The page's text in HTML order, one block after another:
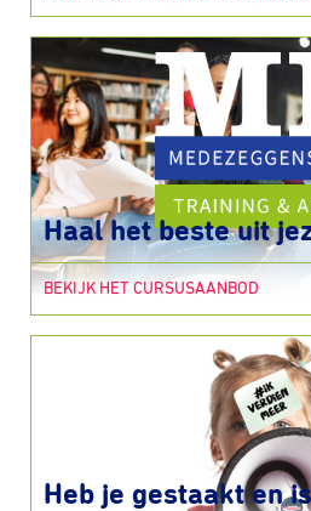
Haal het beste uit
BEKIJK HET CURSUSAANBOD
Heb je gestaakt en